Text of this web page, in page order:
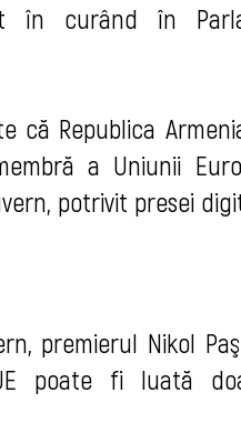
în curând în
că Republica
a Uniunii
potrivit presei
premierul Nikol
poate fi luată